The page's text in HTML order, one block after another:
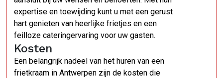
expertise en toewijding kunt u met een gerust
hart genieten van heerlijke frietjes en een
feilloze cateringervaring voor uw gasten.
Kosten
Een belangrijk nadeel van het huren van een
frietkraam in Antwerpen zijn de kosten die